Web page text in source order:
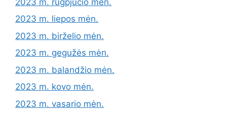
2023 m. liepos mėn.
2023 m. birželio mėn.
2023 m. gegužės mėn.
2023 m. balandžio mėn.
2023 m. kovo mėn.
2023 m. vasario mėn.